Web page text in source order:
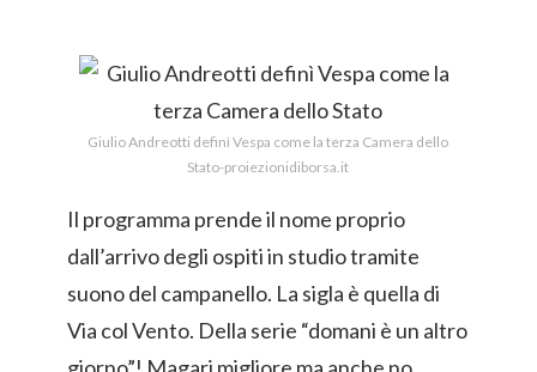
Giulio Andreotti definì Vespa come la terza Camera dello
Stato-proiezionidiborsa.it
Il programma prende il nome proprio
dall’arrivo degli ospiti in studio tramite
suono del campanello. La sigla è quella di
Via col Vento. Della serie “domani è un altro